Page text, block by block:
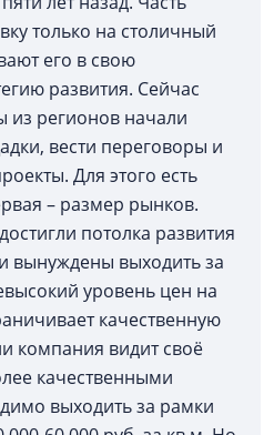
только на столичный
его в свою
развития. Сейчас
регионов начали
вести переговоры и
Для этого есть
– размер рынков.
потолка развития
вынуждены выходить за
уровень цен на
качественную
компания видит своё
качественными
выходить за рамки